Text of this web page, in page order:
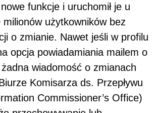
funkcje i uruchomił je u
użytkowników bez
o zmianie. Nawet jeśli w profilu
opcja powiadamiania mailem o
wiadomość o zmianach
Komisarza ds. Przepływu
Commissioner’s Office)